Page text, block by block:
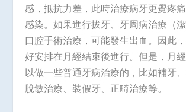
感，抵抗力差，此時治療病牙更覺疼
感染。如果進行拔牙、牙周病治療（
口腔手術治療，可能發生出血。因此
好安排在月經結束後進行。但是，月
以做一些普通牙病治療的，比如補牙、
脫敏治療、裝假牙、正畸治療等。